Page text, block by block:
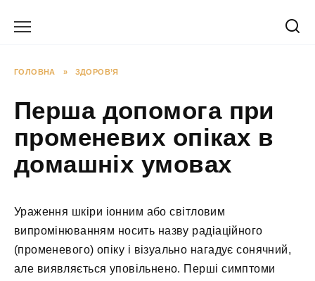
ГОЛОВНА » ЗДОРОВ’Я
Перша допомога при
променевих опіках в
домашніх умовах
Ураження шкіри іонним або світловим
випромінюванням носить назву радіаційного
(променевого) опіку і візуально нагадує сонячний,
але виявляється уповільнено. Перші симптоми